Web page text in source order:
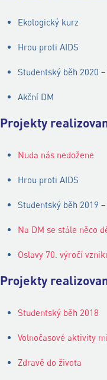
Ekologický kurz
Hrou proti AIDS
Studentský běh 2020
Akční DM
Projekty
Nuda nás nedožene
Hrou proti AIDS
Studentský běh 2019
Na DM se stále něco
Oslavy 70. výročí
Projekty
Studentský běh 2018
Volnočasové aktivity
Zdravě do života